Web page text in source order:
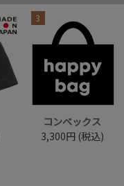
3
コンベックス
3,300円 (税込)